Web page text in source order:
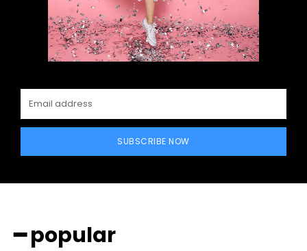
SUBSCRIBE NOW
━ popular